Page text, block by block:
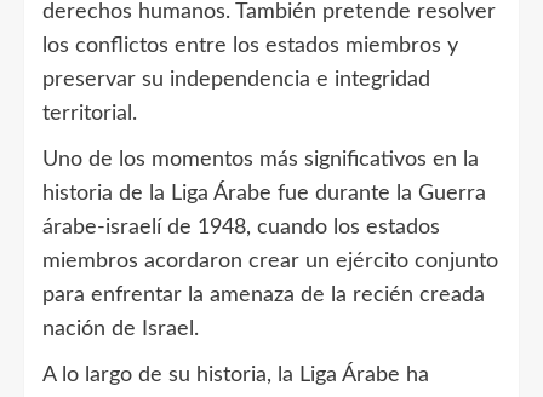
derechos humanos. También pretende resolver
los conflictos entre los estados miembros y
preservar su independencia e integridad
territorial.
Uno de los momentos más significativos en la
historia de la Liga Árabe fue durante la Guerra
árabe-israelí de 1948, cuando los estados
miembros acordaron crear un ejército conjunto
para enfrentar la amenaza de la recién creada
nación de Israel.
A lo largo de su historia, la Liga Árabe ha